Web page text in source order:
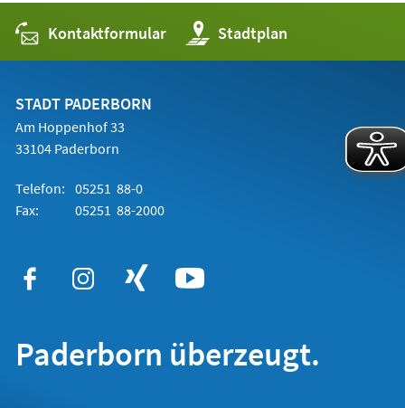
Kontaktformular Stadtplan
(Öffnet
in
einem
STADT PADERBORN
Am Hoppenhof 33
33104 Paderborn
Telefon: 05251 88-0
Fax:
05251 88-2000
Paderborn überzeugt.